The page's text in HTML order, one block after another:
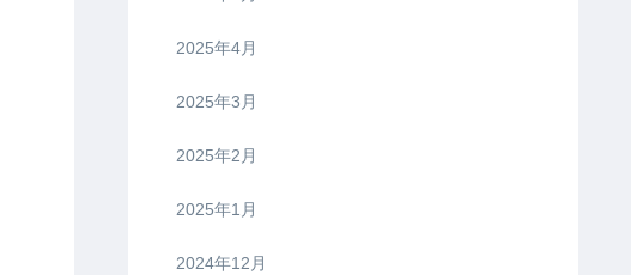
2025年4月
2025年3月
2025年2月
2025年1月
2024年12月